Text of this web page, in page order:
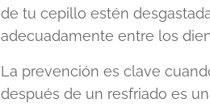
de tu cepillo estén
adecuadamente entre los
La prevención es clave
después de un resfriado es